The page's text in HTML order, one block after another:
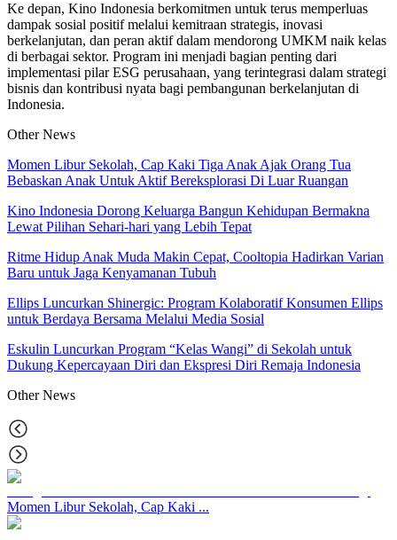
Ke depan, Kino Indonesia berkomitmen untuk terus memperluas
dampak sosial positif melalui kemitraan strategis, inovasi
berkelanjutan, dan peran aktif dalam mendorong UMKM naik kelas
di berbagai sektor. Program ini menjadi bagian penting dari
implementasi pilar ESG perusahaan, yang terintegrasi dalam strategi
bisnis dan kontribusi nyata bagi pembangunan berkelanjutan di
Indonesia.
Other News
Momen Libur Sekolah, Cap Kaki Tiga Anak Ajak Orang Tua
Bebaskan Anak Untuk Aktif Bereksplorasi Di Luar Ruangan
Kino Indonesia Dorong Keluarga Bangun Kehidupan Bermakna
Lewat Pilihan Sehari-hari yang Lebih Tepat
Ritme Hidup Anak Muda Makin Cepat, Cooltopia Hadirkan Varian
Baru untuk Jaga Kenyamanan Tubuh
Ellips Luncurkan Shinergic: Program Kolaboratif Konsumen Ellips
untuk Berdaya Bersama Melalui Media Sosial
Eskulin Luncurkan Program “Kelas Wangi” di Sekolah untuk
Dukung Kepercayaan Diri dan Ekspresi Diri Remaja Indonesia
OtherNews
Momen Libur Sekolah, Cap Kaki ...